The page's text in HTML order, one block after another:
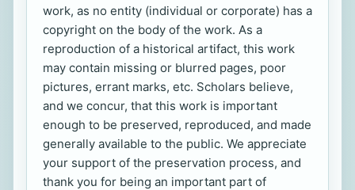
work, as no entity (individual or corporate) has a
copyright on the body of the work. As a
reproduction of a historical artifact, this work
may contain missing or blurred pages, poor
pictures, errant marks, etc. Scholars believe,
and we concur, that this work is important
enough to be preserved, reproduced, and made
generally available to the public. We appreciate
your support of the preservation process, and
thank you for being an important part of